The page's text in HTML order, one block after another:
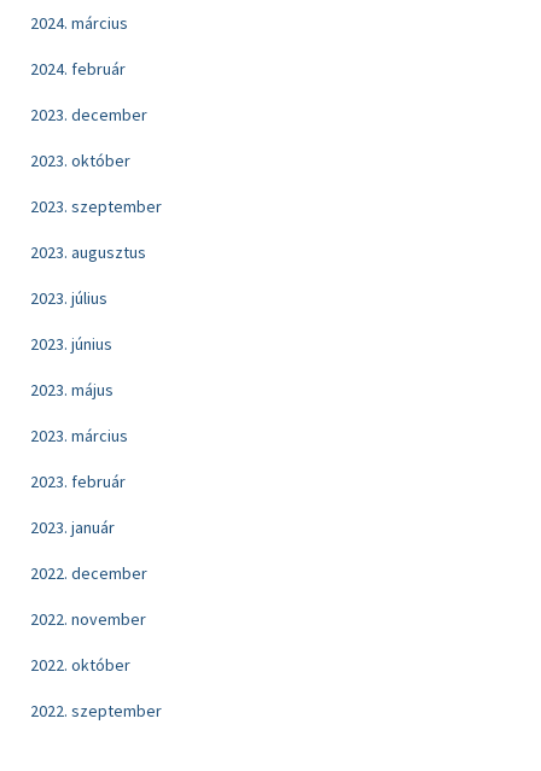
2024. március
2024. február
2023. december
2023. október
2023. szeptember
2023. augusztus
2023. július
2023. június
2023. május
2023. március
2023. február
2023. január
2022. december
2022. november
2022. október
2022. szeptember